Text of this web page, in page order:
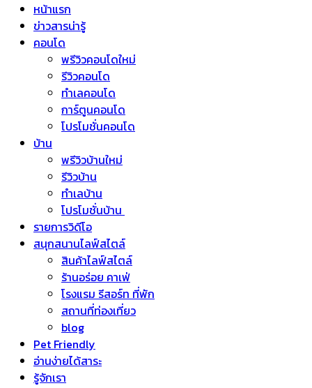
หน้าแรก
ข่าวสารน่ารู้
คอนโด
พรีวิวคอนโดใหม่
รีวิวคอนโด
ทำเลคอนโด
การ์ตูนคอนโด
โปรโมชั่นคอนโด
บ้าน
พรีวิวบ้านใหม่
รีวิวบ้าน
ทำเลบ้าน
โปรโมชั่นบ้าน
รายการวิดีโอ
สนุกสนานไลฟ์สไตล์
สินค้าไลฟ์สไตล์
ร้านอร่อย คาเฟ่
โรงแรม รีสอร์ท ที่พัก
สถานที่ท่องเที่ยว
blog
Pet Friendly
อ่านง่ายได้สาระ
รู้จักเรา